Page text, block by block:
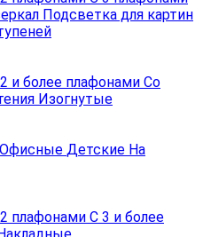
Подсветка для картин
и более плафонами Со
Изогнутые
Офисные Детские На
плафонами С 3 и более